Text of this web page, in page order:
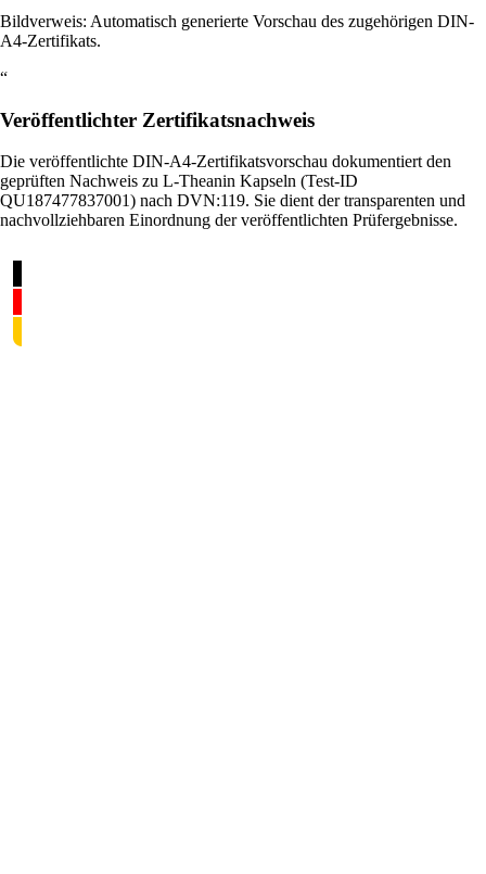
Bildverweis: Automatisch generierte Vorschau des zugehörigen DIN-
A4-Zertifikats.
“
Veröffentlichter Zertifikatsnachweis
Die veröffentlichte DIN-A4-Zertifikatsvorschau dokumentiert den
geprüften Nachweis zu L-Theanin Kapseln (Test-ID
QU187477837001) nach DVN:119. Sie dient der transparenten und
nachvollziehbaren Einordnung der veröffentlichten Prüfergebnisse.